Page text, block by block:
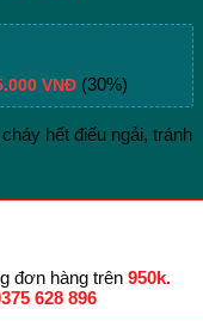
VNĐ (30%)
hết điếu ngải, tránh
đơn hàng trên 950k.
628 896